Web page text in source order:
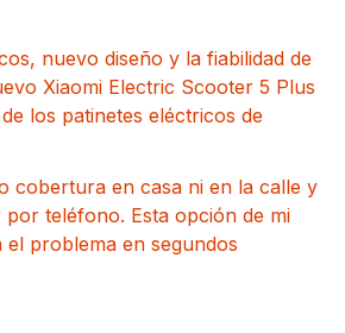
nuevo diseño y la fiabilidad de
Xiaomi Electric Scooter 5 Plus
los patinetes eléctricos de
cobertura en casa ni en la calle y
teléfono. Esta opción de mi
el problema en segundos